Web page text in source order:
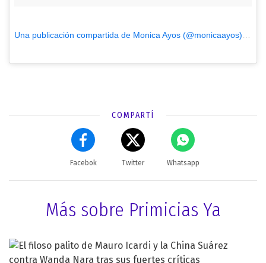
COMPARTÍ
Facebok Twitter Whatsapp
Más sobre Primicias Ya